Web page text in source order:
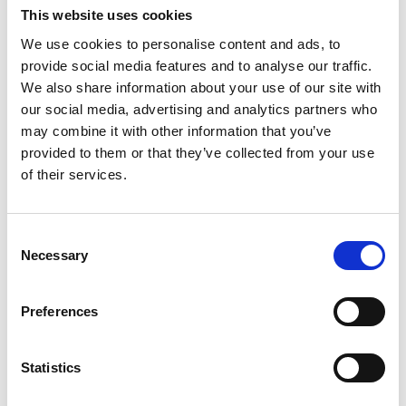
This website uses cookies
We use cookies to personalise content and ads, to
provide social media features and to analyse our traffic.
We also share information about your use of our site with
our social media, advertising and analytics partners who
may combine it with other information that you’ve
provided to them or that they’ve collected from your use
of their services.
Selection
Necessary
Preferences
Statistics
BTW/Marge
Aantal cilinders 4
Emissieklasse 6
Cilinderinhoud 1498 CC
Vermogen 150 PK
Topsnelheid 200 km/h
Tankinhoud 58 Liter